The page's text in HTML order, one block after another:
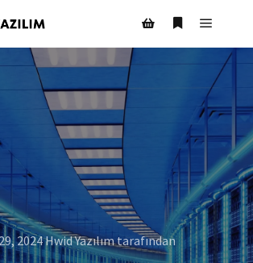
2024Hwid Yazılımtarafından